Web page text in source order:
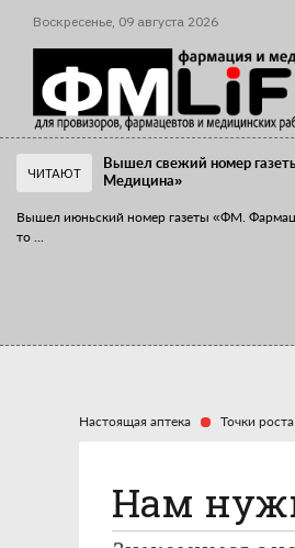
Воскресенье, 09 августа 2026
ЧИТАЮТ
Вышел свежий номер
Медицина»
Вышел июньский номер газеты «ФМ.
то
Настоящая аптека Точки роста
Нам